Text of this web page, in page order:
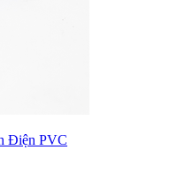
Điện PVC